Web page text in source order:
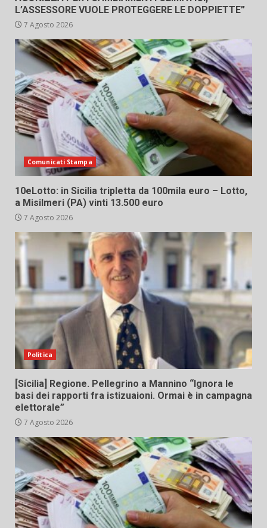
L’ASSESSORE VUOLE PROTEGGERE LE DOPPIETTE”
7 Agosto 2026
Comunicati Stampa
10eLotto: in Sicilia tripletta da 100mila euro – Lotto,
a Misilmeri (PA) vinti 13.500 euro
7 Agosto 2026
Politica
[Sicilia] Regione. Pellegrino a Mannino “Ignora le
basi dei rapporti fra istizuaioni. Ormai è in campagna
elettorale”
7 Agosto 2026